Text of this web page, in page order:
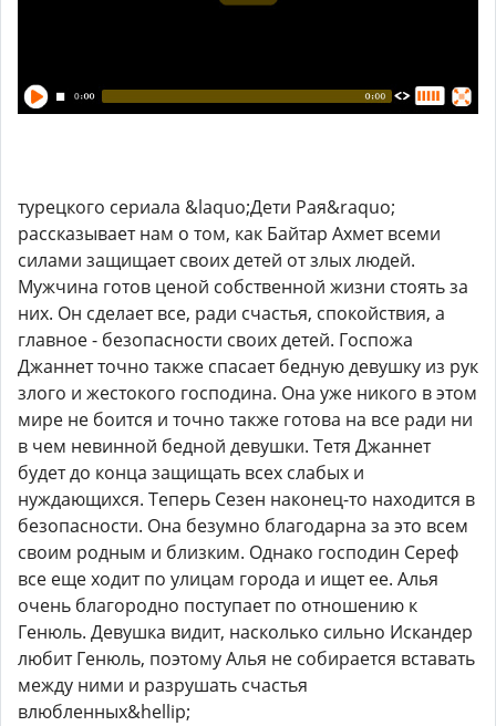
турецкого сериала &laquo;Дети Рая&raquo;
рассказывает нам о том, как Байтар Ахмет всеми
силами защищает своих детей от злых людей.
Мужчина готов ценой собственной жизни стоять за
них. Он сделает все, ради счастья, спокойствия, а
главное - безопасности своих детей. Госпожа
Джаннет точно также спасает бедную девушку из рук
злого и жестокого господина. Она уже никого в этом
мире не боится и точно также готова на все ради ни
в чем невинной бедной девушки. Тетя Джаннет
будет до конца защищать всех слабых и
нуждающихся. Теперь Сезен наконец-то находится в
безопасности. Она безумно благодарна за это всем
своим родным и близким. Однако господин Сереф
все еще ходит по улицам города и ищет ее. Алья
очень благородно поступает по отношению к
Генюль. Девушка видит, насколько сильно Искандер
любит Генюль, поэтому Алья не собирается вставать
между ними и разрушать счастья
влюбленных&hellip;